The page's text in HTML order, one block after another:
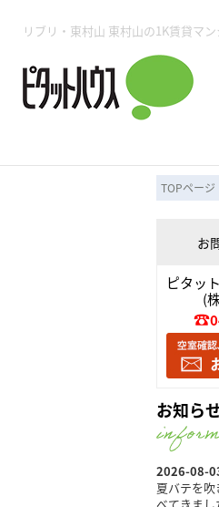
所沢賃貸TOP
月極駐車場
賃貸管理業務
入居者様用
売買物件一覧
無料売却査定
必要な書類
ピタットハ
ご来店予約
所沢賃貸TOP
月極駐車場
賃貸管理業務
入居者様用ペ
売買物件一覧
無料売却査定
必要な書類
会社概要
ピタットハ
ご来店予約
TOPページ
お
ピタッ
(
お知ら